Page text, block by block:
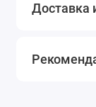
Доставка